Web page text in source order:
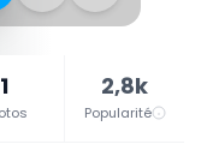
1 2,8k
Popularité